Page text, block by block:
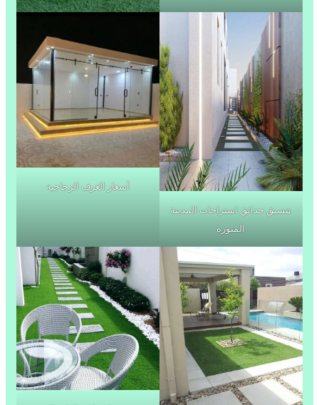
تنسيق حدائق استراحات المدينة
المنورة
أسعار الغرف الزجاجية